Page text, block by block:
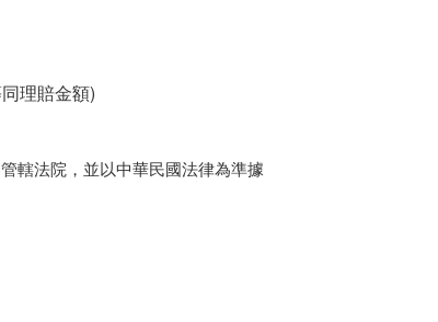
理賠金額)
轄法院，並以中華民國法律為準據